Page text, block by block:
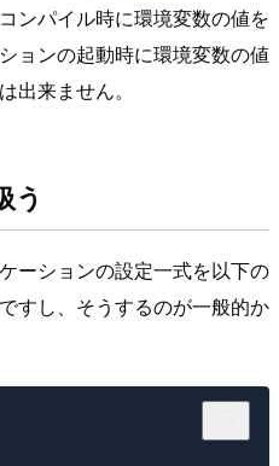
ンパイル時に環境変数の値を
ョンの起動時に環境変数の値
出来ません。
う
ーションの設定一式を以下の
すし、そうするのが一般的か